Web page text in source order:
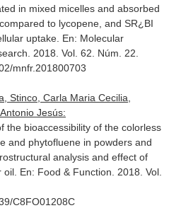
in mixed micelles and absorbed
to lycopene, and SR¿BI
uptake. En: Molecular
. 2018. Vol. 62. Núm. 22.
mnfr.201800703
Stinco, Carla Maria Cecilia,
Jesús:
the bioaccessibility of the colorless
and phytofluene in powders and
analysis and effect of
En: Food & Function . 2018. Vol.
C8FO01208C